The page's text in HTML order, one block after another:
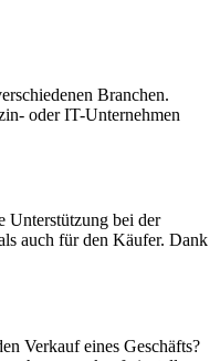
Branchen.
oder IT-Unternehmen
Unterstützung bei der
auch für den Käufer. Dank
Verkauf eines Geschäfts?